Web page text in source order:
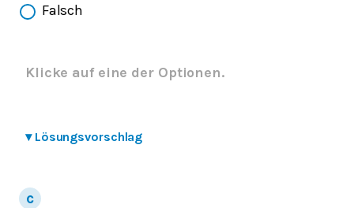
Falsch
Klicke auf eine der Optionen.
▾ Lösungsvorschlag